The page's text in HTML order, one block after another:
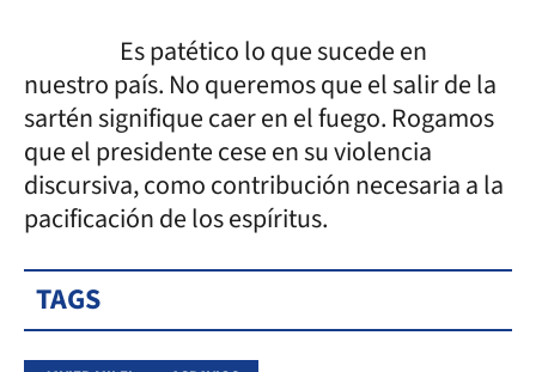
Es patético lo que sucede en
nuestro país. No queremos que el salir de la
sartén signifique caer en el fuego. Rogamos
que el presidente cese en su violencia
discursiva, como contribución necesaria a la
pacificación de los espíritus.
TAGS